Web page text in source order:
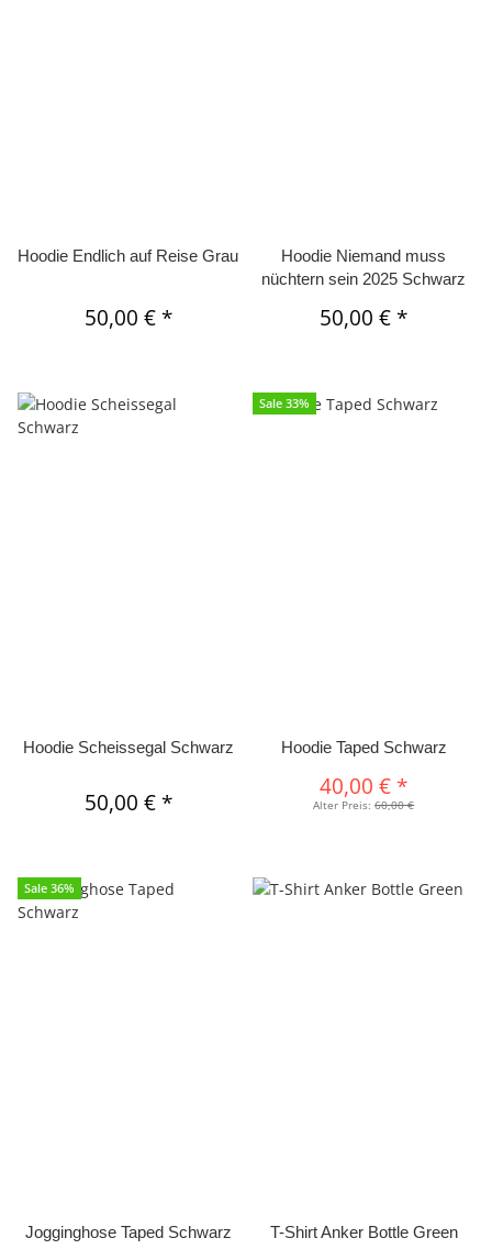
Hoodie Endlich auf Reise Grau
50,00 € *
Hoodie Niemand muss
nüchtern sein 2025 Schwarz
50,00 € *
Hoodie Scheissegal Schwarz
50,00 € *
Sale 33%
Hoodie Taped Schwarz
40,00 € *
Alter Preis:60,00 €
Sale 36%
Jogginghose Taped Schwarz T-Shirt Anker Bottle Green